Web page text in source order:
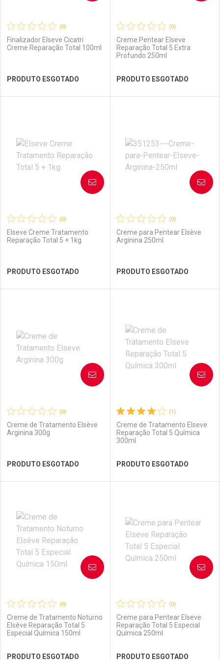
(0)
Finalizador Elseve Cicatri
Creme Reparação Total 100ml
PRODUTO ESGOTADO
Laboratório
Ver Desconto Convênio
Por Menos
(0)
Creme Pentear Elseve
Reparação Total 5 Extra
Profundo 250ml
PRODUTO ESGOTADO
Laboratório
Ver Desconto Convênio
Por Menos
(0)
Elseve Creme Tratamento
Reparação Total 5 + 1kg
PRODUTO ESGOTADO
AVISE-ME
Laboratório
Ver Desconto Convênio
Por Menos
(0)
Creme para Pentear Elsève
Arginina 250ml
PRODUTO ESGOTADO
AVISE-ME
Laboratório
Ver Desconto Convênio
Por Menos
(0)
Creme de Tratamento Elsève
Arginina 300g
PRODUTO ESGOTADO
AVISE-ME
Laboratório
Ver Desconto Convênio
Por Menos
(1)
Creme de Tratamento Elseve
Reparação Total 5 Química
300ml
PRODUTO ESGOTADO
AVISE-ME
Laboratório
Ver Desconto Convênio
Por Menos
(0)
Creme de Tratamento Noturno
Elsève Reparação Total 5
Especial Química 150ml
PRODUTO ESGOTADO
AVISE-ME
(0)
Creme para Pentear Elseve
Reparação Total 5 Especial
Química 250ml
PRODUTO ESGOTADO
AVISE-ME